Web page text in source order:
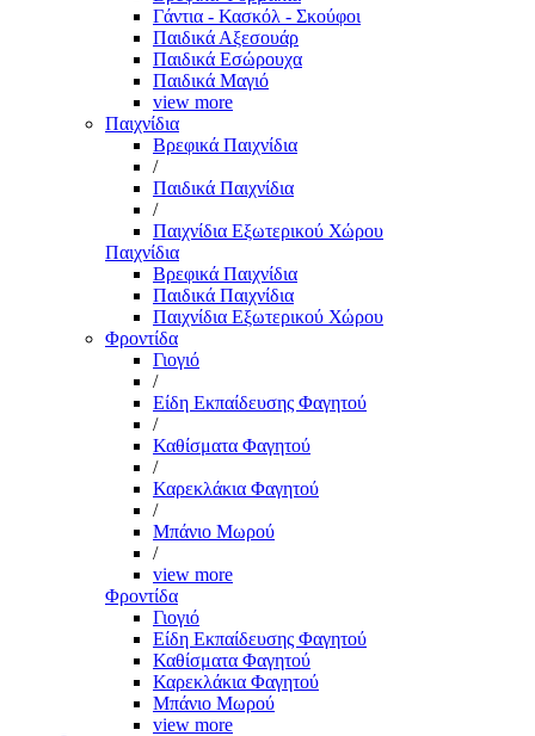
Γάντια - Κασκόλ - Σκούφοι
Παιδικά Αξεσουάρ
Παιδικά Εσώρουχα
Παιδικά Μαγιό
view more
Παιχνίδια
Βρεφικά Παιχνίδια
/
Παιδικά Παιχνίδια
/
Παιχνίδια Εξωτερικού Χώρου
Παιχνίδια
Βρεφικά Παιχνίδια
Παιδικά Παιχνίδια
Παιχνίδια Εξωτερικού Χώρου
Φροντίδα
Γιογιό
/
Είδη Εκπαίδευσης Φαγητού
/
Καθίσματα Φαγητού
/
Καρεκλάκια Φαγητού
/
Μπάνιο Μωρού
/
view more
Φροντίδα
Γιογιό
Είδη Εκπαίδευσης Φαγητού
Καθίσματα Φαγητού
Καρεκλάκια Φαγητού
Μπάνιο Μωρού
view more